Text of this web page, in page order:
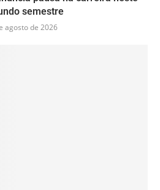
semestre
agosto de 2026